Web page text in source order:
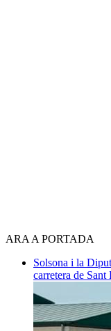
ARA A PORTADA
Solsona i la
carretera de Sant